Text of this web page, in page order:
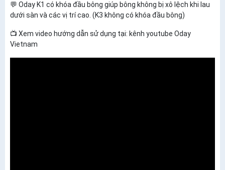
💬 Oday K1 có khóa đầu bông giúp bông không bị xô lệch khi lau
dưới sàn và các vị trí cao. (K3 không có khóa đầu bông)
📺 Xem video hướng dẫn sử dụng tại: kênh youtube Oday
Vietnam